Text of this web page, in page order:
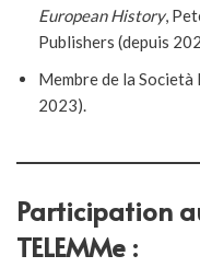
European History,
Publishers (depuis
Membre de la
2023).
Participation
TELEMMe :